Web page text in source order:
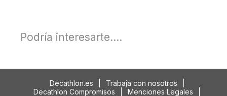
Podría interesarte....
Decathlon.es
Trabaja con nosotros
Decathlon Compromisos
Menciones Legales